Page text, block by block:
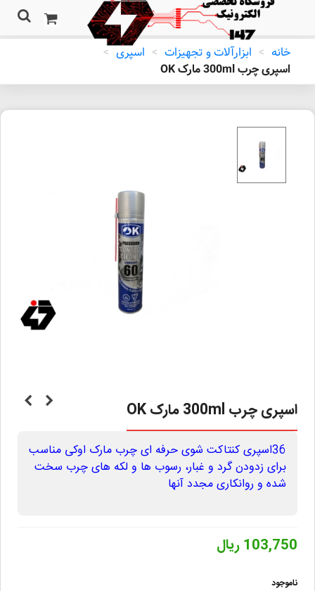
خانه > ابزارآلات و تجهیزات > اسپری >
اسپری چرب 300ml مارک OK
اسپری چرب 300ml مارک OK
36اسپری کنتاکت شوی حرفه ای چرب مارک اوکی مناسب
برای زدودن گرد و غبار، رسوب ها و لکه های چرب سخت
شده و روانکاری مجدد آنها
103,750 ریال
ناموجود